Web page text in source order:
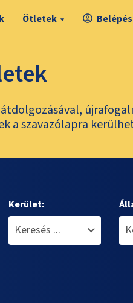
Ötletek Belépés
a szavazólapra
Kerület: